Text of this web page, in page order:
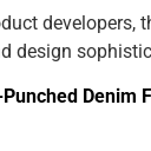
design
Denim